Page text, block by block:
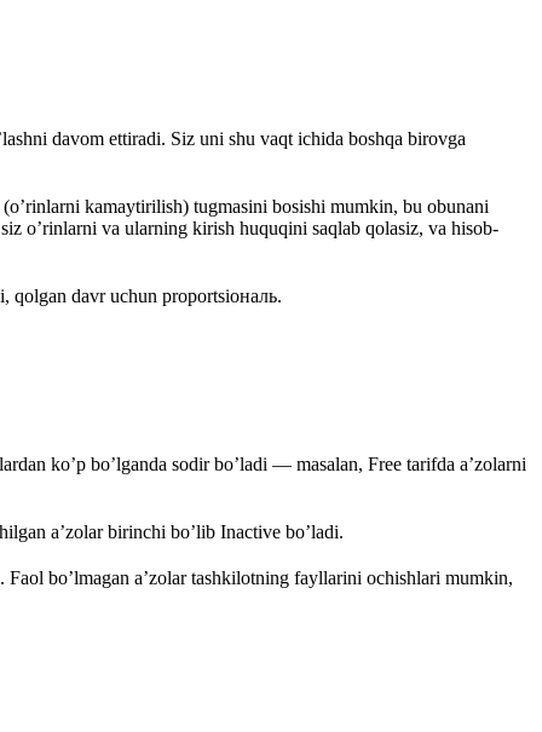
davom ettiradi. Siz uni shu vaqt ichida boshqa birovga
(o’rinlarni kamaytirilish) tugmasini bosishi mumkin, bu obunani
o’rinlarni va ularning kirish huquqini saqlab qolasiz, va hisob-
qolgan davr uchun proportsiональ.
ko’p bo’lganda sodir bo’ladi — masalan, Free tarifda a’zolarni
a’zolar birinchi bo’lib Inactive bo’ladi.
bo’lmagan a’zolar tashkilotning fayllarini ochishlari mumkin,